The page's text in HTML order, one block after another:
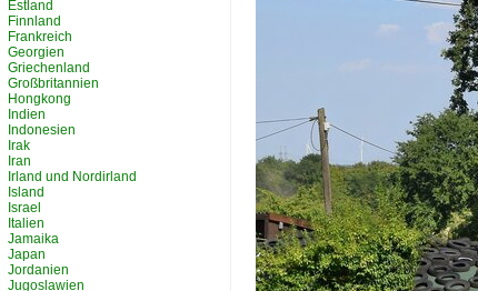
Estland
Finnland
Frankreich
Georgien
Griechenland
Großbritannien
Hongkong
Indien
Indonesien
Irak
Iran
Irland und Nordirland
Island
Israel
Italien
Jamaika
Japan
Jordanien
Jugoslawien